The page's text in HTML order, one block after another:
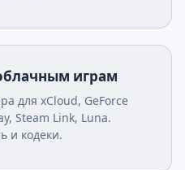
играм
для xCloud, GeForce
Steam Link, Luna.
и кодеки.